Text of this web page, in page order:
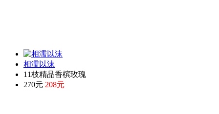
相濡以沫
11枝精品香槟玫瑰
270元 208元